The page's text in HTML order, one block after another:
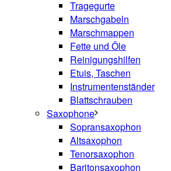
Tragegurte
Marschgabeln
Marschmappen
Fette und Öle
Reinigungshilfen
Etuis, Taschen
Instrumentenständer
Blattschrauben
Saxophone
Sopransaxophon
Altsaxophon
Tenorsaxophon
Baritonsaxophon